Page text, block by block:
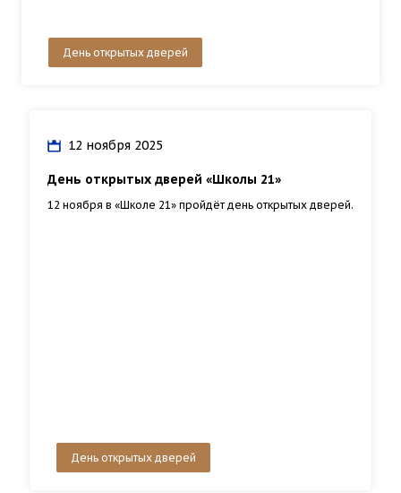
День открытых дверей
12 ноября 2025
День открытых дверей «Школы 21»
12 ноября в «Школе 21» пройдёт день открытых дверей.
День открытых дверей